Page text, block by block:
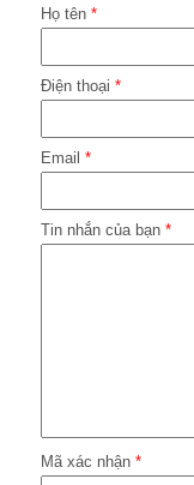
Họ tên *
Điện thoại *
Email *
Tin nhắn của bạn *
Mã xác nhận *